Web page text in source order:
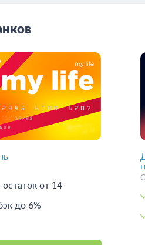
остаток от 14
до 6%